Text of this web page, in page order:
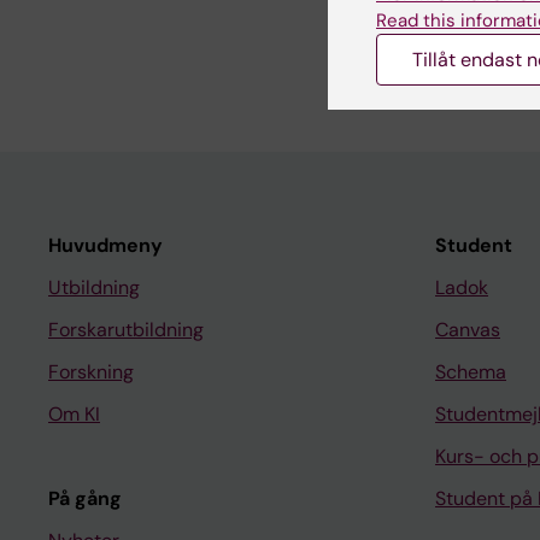
REVIEW:CELLULAR
miRNAs in head
Nagadia R; Pandit P;
Huvudmeny
Utbildning
Forskarutbildning
Forskning
Om KI
På gång
Student
Ladok
Canvas
Schema
Kurs- och
Student på
Read this
Tillåt endast